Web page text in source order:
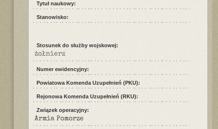
Tytuł naukowy:
Stanowisko:
Stosunek do służby wojskowej:
żołnierz
Numer ewidencyjny:
Powiatowa Komenda Uzupełnień (PKU):
Rejonowa Komenda Uzupełnień (RKU):
Związek operacyjny:
Armia Pomorze